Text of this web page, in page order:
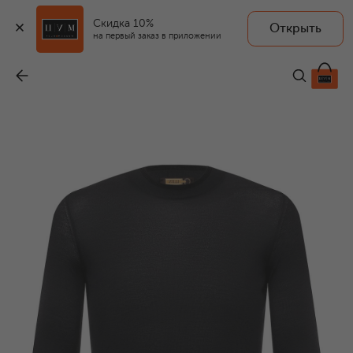
Скидка 10%
на первый заказ в приложении
Открыть
73 150 ₽